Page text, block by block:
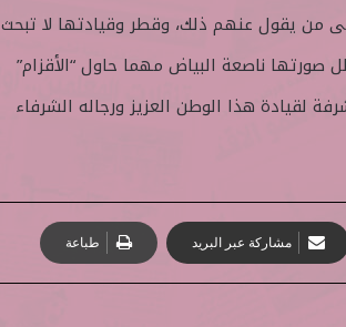
من يقول عنهم ذلك، وقطر وقيادتها لا تبحث
ناصعة البياض مهما حاول “الأقزام”
لقيادة هذا الوطن العزيز ورجاله الشرفاء
مشاركة عبر البريد طباعة